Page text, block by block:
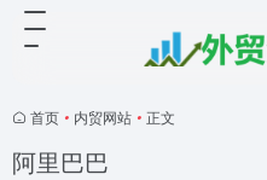
首页 • 内贸网站 • 正文
阿里巴巴